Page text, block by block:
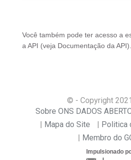
Você também pode ter acesso a
a API (veja Documentação da API ).
© - Copyright 2021
Sobre ONS DADOS
Mapa do Site
Politica
Membro do
Impulsionado